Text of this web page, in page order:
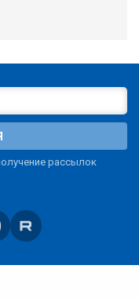
рассылок